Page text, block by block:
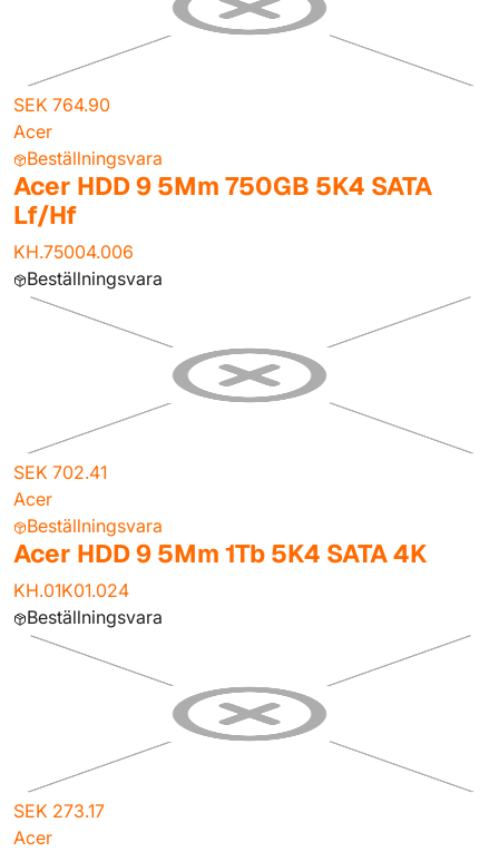
SEK 764.90
Acer
Beställningsvara
Acer HDD 9 5Mm 750GB 5K4 SATA
Lf/Hf
KH.75004.006
Beställningsvara
SEK 702.41
Acer
Beställningsvara
Acer HDD 9 5Mm 1Tb 5K4 SATA 4K
KH.01K01.024
Beställningsvara
SEK 273.17
Acer